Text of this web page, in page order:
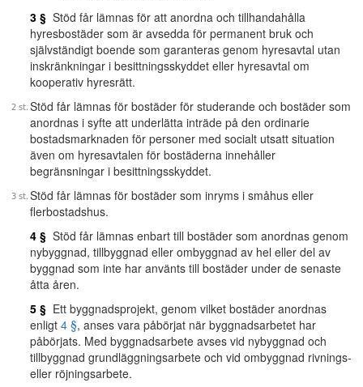
3 § Stöd får lämnas för att anordna och tillhandahålla
hyresbostäder som är avsedda för permanent bruk och
självständigt boende som garanteras genom hyresavtal utan
inskränkningar i besittningsskyddet eller hyresavtal om
kooperativ hyresrätt.
Stöd får lämnas för bostäder för studerande och bostäder som
anordnas i syfte att underlätta inträde på den ordinarie
bostadsmarknaden för personer med socialt utsatt situation
även om hyresavtalen för bostäderna innehåller
begränsningar i besittningsskyddet.
Stöd får lämnas för bostäder som inryms i småhus eller
flerbostadshus.
4 § Stöd får lämnas enbart till bostäder som anordnas genom
nybyggnad, tillbyggnad eller ombyggnad av hel eller del av
byggnad som inte har använts till bostäder under de senaste
åtta åren.
5 § Ett byggnadsprojekt, genom vilket bostäder anordnas
enligt 4 §, anses vara påbörjat när byggnadsarbetet har
påbörjats. Med byggnadsarbete avses vid nybyggnad och
tillbyggnad grundläggningsarbete och vid ombyggnad rivnings-
eller röjningsarbete.